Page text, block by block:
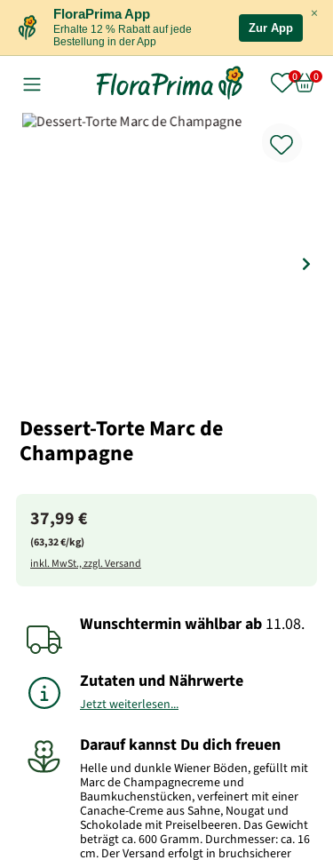
×
FloraPrima App
Erhalte 12 % Rabatt auf jede
Bestellung in der App
Zur App
Dessert-Torte Marc de
Champagne
37,99 €
(63,32 €/kg)
inkl. MwSt., zzgl. Versand
Wunschtermin wählbarab 11.08.
Zutaten und Nährwerte
Jetzt weiterlesen...
Darauf kannst Du dich freuen
Helle und dunkle Wiener Böden, gefüllt mit
Marc de Champagnecreme und
Baumkuchenstücken, verfeinert mit einer
Canache-Creme aus Sahne, Nougat und
Schokolade mit Preiselbeeren. Das Gewicht
beträgt ca. 600 Gramm. Durchmesser: ca. 16
cm. Der Versand erfolgt in bruchsicherer